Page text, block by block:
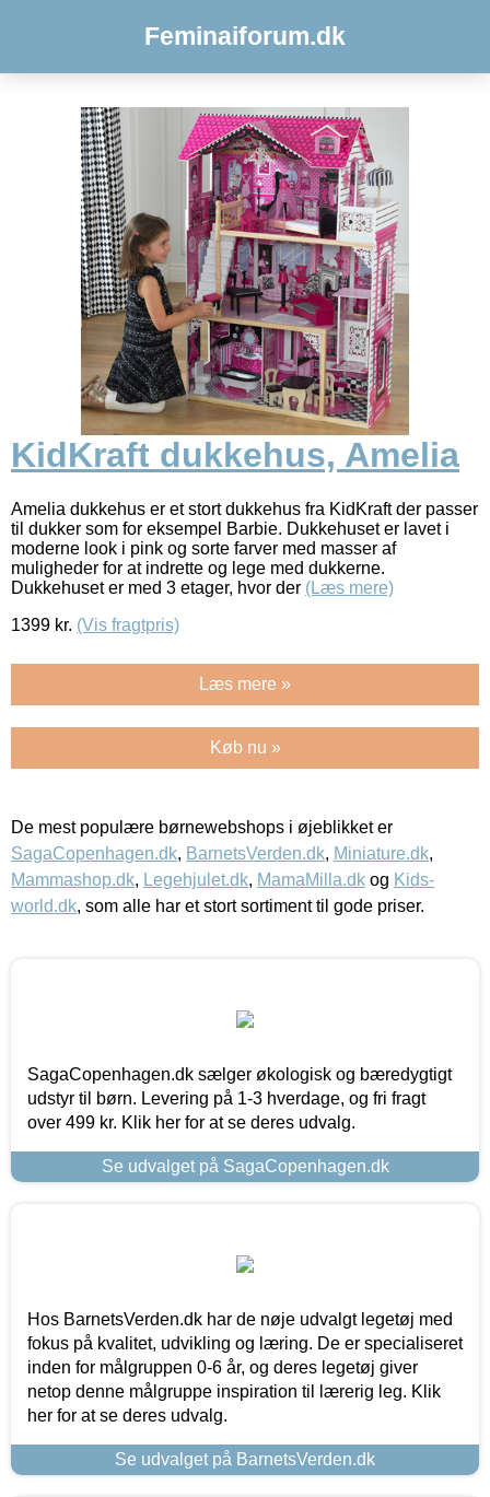
Feminaiforum.dk
KidKraft dukkehus, Amelia
Amelia dukkehus er et stort dukkehus fra KidKraft der passer
til dukker som for eksempel Barbie. Dukkehuset er lavet i
moderne look i pink og sorte farver med masser af
muligheder for at indrette og lege med dukkerne.
Dukkehuset er med 3 etager, hvor der (Læs mere)
1399 kr. (Vis fragtpris)
Læs mere »
Køb nu »
De mest populære børnewebshops i øjeblikket er
SagaCopenhagen.dk, BarnetsVerden.dk, Miniature.dk,
Mammashop.dk, Legehjulet.dk, MamaMilla.dk og Kids-
world.dk, som alle har et stort sortiment til gode priser.
SagaCopenhagen.dk sælger økologisk og bæredygtigt
udstyr til børn. Levering på 1-3 hverdage, og fri fragt
over 499 kr. Klik her for at se deres udvalg.
Se udvalget på SagaCopenhagen.dk
Hos BarnetsVerden.dk har de nøje udvalgt legetøj med
fokus på kvalitet, udvikling og læring. De er specialiseret
inden for målgruppen 0-6 år, og deres legetøj giver
netop denne målgruppe inspiration til lærerig leg. Klik
her for at se deres udvalg.
Se udvalget på BarnetsVerden.dk